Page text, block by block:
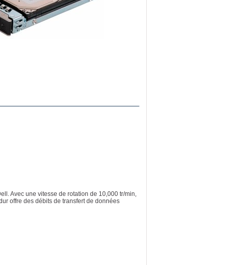
Avec une vitesse de rotation de 10,000 tr/min,
offre des débits de transfert de données